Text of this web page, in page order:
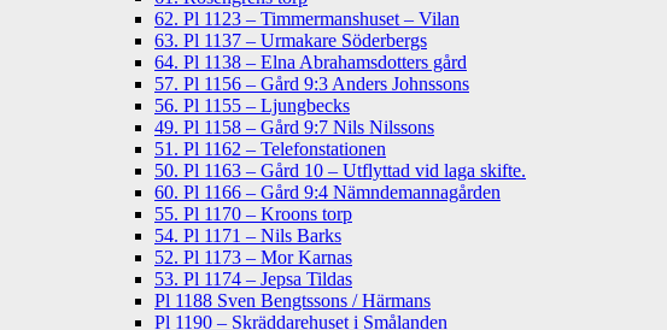
62. Pl 1123 – Timmermanshuset – Vilan
63. Pl 1137 – Urmakare Söderbergs
64. Pl 1138 – Elna Abrahamsdotters gård
57. Pl 1156 – Gård 9:3 Anders Johnssons
56. Pl 1155 – Ljungbecks
49. Pl 1158 – Gård 9:7 Nils Nilssons
51. Pl 1162 – Telefonstationen
50. Pl 1163 – Gård 10 – Utflyttad vid laga skifte.
60. Pl 1166 – Gård 9:4 Nämndemannagården
55. Pl 1170 – Kroons torp
54. Pl 1171 – Nils Barks
52. Pl 1173 – Mor Karnas
53. Pl 1174 – Jepsa Tildas
Pl 1188 Sven Bengtssons / Härmans
Pl 1190 – Skräddarehuset i Smålanden